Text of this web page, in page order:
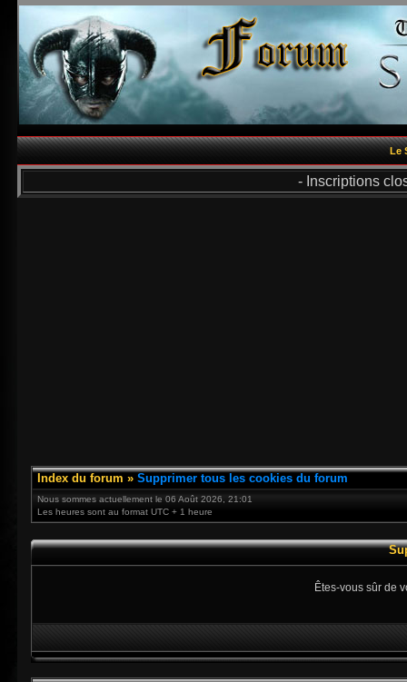
Le
- Inscriptions
Index du forum » Supprimer tous les cookies du forum
Nous sommes actuellement le 06 Août 2026, 21:01
Les heures sont au format UTC + 1 heure
Êtes-vous sûr de